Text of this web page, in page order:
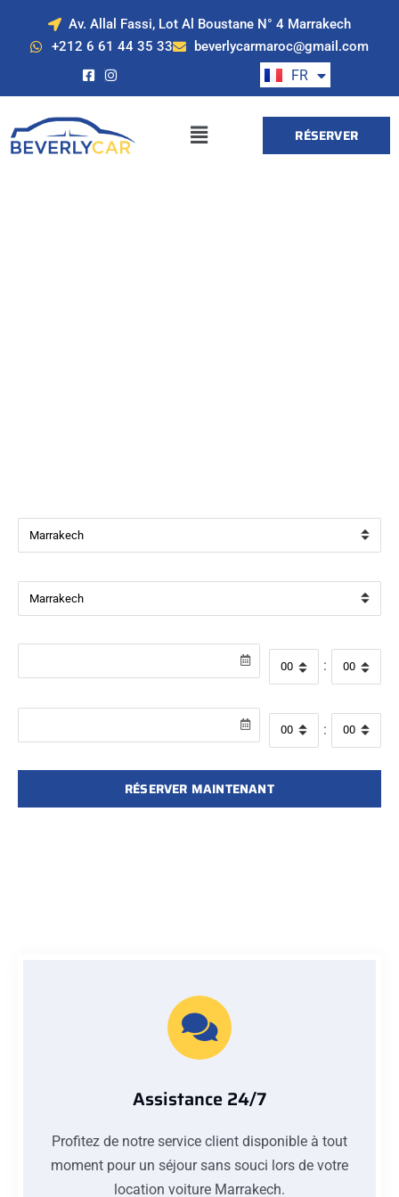
Av. Allal Fassi, Lot Al Boustane N° 4 Marrakech
+212 6 61 44 35 33
beverlycarmaroc@gmail.com
FR
EN
ES
DE
RÉSERVER
:
:
RÉSERVER MAINTENANT
Assistance 24/7
Profitez de notre service client disponible à tout
moment pour un séjour sans souci lors de votre
location voiture Marrakech.